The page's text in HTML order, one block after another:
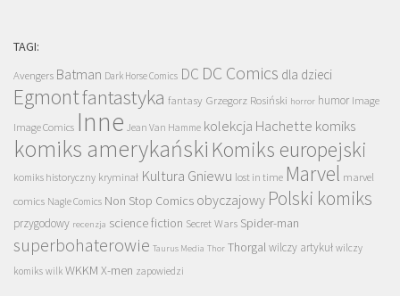
TAGI:
Avengers Batman Dark Horse Comics DC DC Comics dla dzieci
Egmontfantastyka fantasy Grzegorz Rosiński horror humor Image
Image Comics Inne Jean Van Hamme kolekcja Hachette komiks
komiks amerykański Komiks europejski
komiks historyczny kryminał Kultura Gniewu lost in time Marvel marvel
comics Nagle Comics Non Stop Comics obyczajowy Polski komiks
przygodowy recenzja science fiction Secret Wars Spider-man
superbohaterowie Taurus Media Thor Thorgalwilczy artykuł wilczy
komiks wilk WKKM X-men zapowiedzi